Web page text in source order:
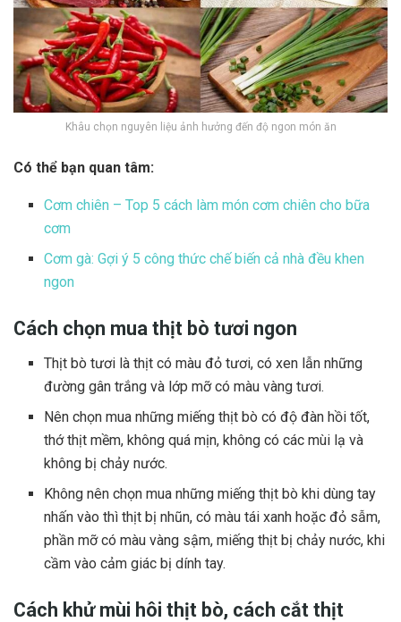
Khâu chọn nguyên liệu ảnh hưởng đến độ ngon món ăn
Có thể bạn quan tâm:
Cơm chiên – Top 5 cách làm món cơm chiên cho bữa
cơm
Cơm gà: Gợi ý 5 công thức chế biến cả nhà đều khen
ngon
Cách chọn mua thịt bò tươi ngon
Thịt bò tươi là thịt có màu đỏ tươi, có xen lẫn những
đường gân trắng và lớp mỡ có màu vàng tươi.
Nên chọn mua những miếng thịt bò có độ đàn hồi tốt,
thớ thịt mềm, không quá mịn, không có các mùi lạ và
không bị chảy nước.
Không nên chọn mua những miếng thịt bò khi dùng tay
nhấn vào thì thịt bị nhũn, có màu tái xanh hoặc đỏ sẫm,
phần mỡ có màu vàng sậm, miếng thịt bị chảy nước, khi
cầm vào cảm giác bị dính tay.
Cách khử mùi hôi thịt bò, cách cắt thịt